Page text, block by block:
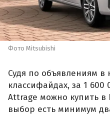
Фото Mitsubishi
Судя по объявлениям в
классифайдах, за 1
Attrage можно купить в
выбор есть минимум